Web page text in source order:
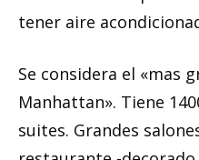
tener aire
Se considera el «mas
Manhattan». Tiene
suites. Grandes